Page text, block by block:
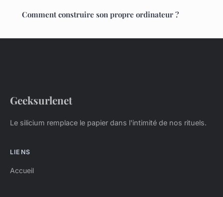
Comment construire son propre ordinateur ?
Geeksurlenet
Le silicium remplace le papier dans l'intimité de nos rituels.
LIENS
Accueil